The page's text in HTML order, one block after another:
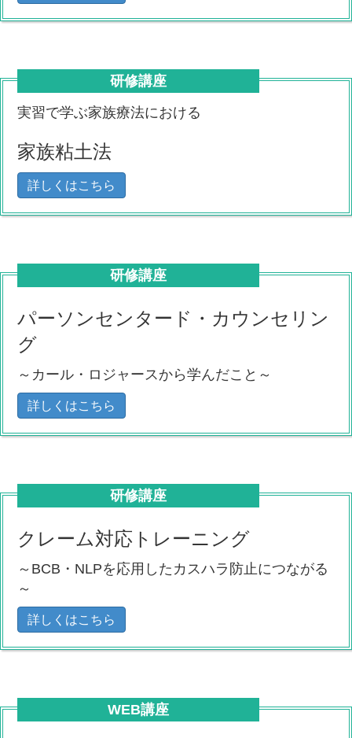
研修講座
実習で学ぶ家族療法における
家族粘土法
詳しくはこちら
研修講座
パーソンセンタード・カウンセリン
グ
～カール・ロジャースから学んだこと～
詳しくはこちら
研修講座
クレーム対応トレーニング
～BCB・NLPを応用したカスハラ防止につながる
～
詳しくはこちら
WEB講座